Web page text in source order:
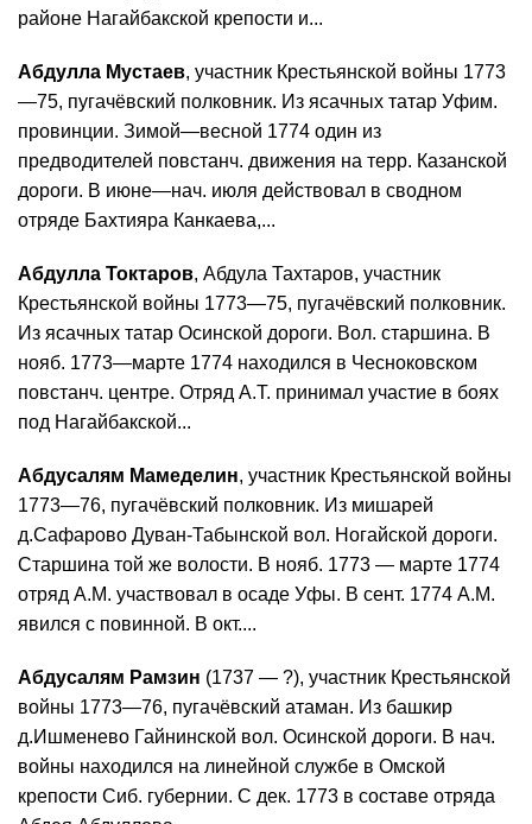
районе Нагайбакской крепости и...
Абдулла Мустаев, участник Крестьянской войны 1773
—75, пугачёвский полковник. Из ясачных татар Уфим.
провинции. Зимой—весной 1774 один из
предводителей повстанч. движения на терр. Казанской
дороги. В июне—нач. июля действовал в сводном
отряде Бахтияра Канкаева,...
Абдулла Токтаров, Абдула Тахтаров, участник
Крестьянской войны 1773—75, пугачёвский полковник.
Из ясачных татар Осинской дороги. Вол. старшина. В
нояб. 1773—марте 1774 находился в Чесноковском
повстанч. центре. Отряд А.Т. принимал участие в боях
под Нагайбакской...
Абдусалям Мамеделин, участник Крестьянской войны
1773—76, пугачёвский полковник. Из мишарей
д.Сафарово Дуван-Табынской вол. Ногайской дороги.
Старшина той же волости. В нояб. 1773 — марте 1774
отряд А.М. участвовал в осаде Уфы. В сент. 1774 А.М.
явился с повинной. В окт....
Абдусалям Рамзин (1737 — ?), участник Крестьянской
войны 1773—76, пугачёвский атаман. Из башкир
д.Ишменево Гайнинской вол. Осинской дороги. В нач.
войны находился на линейной службе в Омской
крепости Сиб. губернии. С дек. 1773 в составе отряда